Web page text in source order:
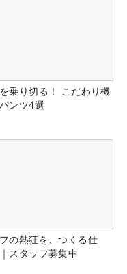
乗り切る！ こだわり機
ンツ4選
の熱狂を、つくる仕
スタッフ募集中